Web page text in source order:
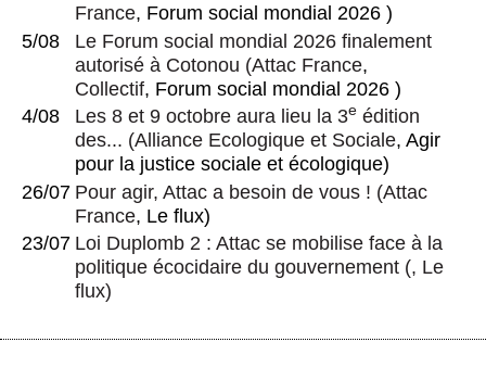
France, Forum social mondial 2026 )
5/08
Le Forum social mondial 2026 finalement
autorisé à Cotonou (Attac France,
Collectif, Forum social mondial 2026 )
4/08
Les 8 et 9 octobre aura lieu la 3e édition
des... (Alliance Ecologique et Sociale, Agir
pour la justice sociale et écologique)
26/07 Pour agir, Attac a besoin de vous ! (Attac
France, Le flux)
23/07 Loi Duplomb 2 : Attac se mobilise face à la
politique écocidaire du gouvernement (, Le
flux)